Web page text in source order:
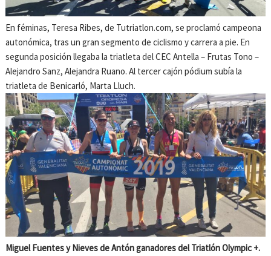
En féminas, Teresa Ribes, de Tutriatlon.com, se proclamó campeona
autonómica, tras un gran segmento de ciclismo y carrera a pie. En
segunda posición llegaba la triatleta del CEC Antella – Frutas Tono –
Alejandro Sanz, Alejandra Ruano. Al tercer cajón pódium subía la
triatleta de Benicarló, Marta Lluch.
Miguel Fuentes y Nieves de Antón ganadores del Triatlón Olympic +.